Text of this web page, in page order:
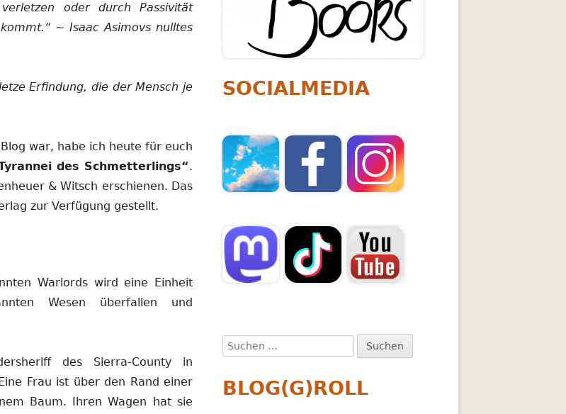
oder durch Passivität
~ Isaac Asimovs nulltes
Erfindung, die der Mensch je
war, habe ich heute für euch
des Schmetterlings“.
& Witsch erschienen. Das
zur Verfügung gestellt.
Warlords wird eine Einheit
Wesen überfallen und
des Sierra-County in
Frau ist über den Rand einer
Baum. Ihren Wagen hat sie
SOCIALMEDIA
Suchen
nach:
BLOG(G)ROLL